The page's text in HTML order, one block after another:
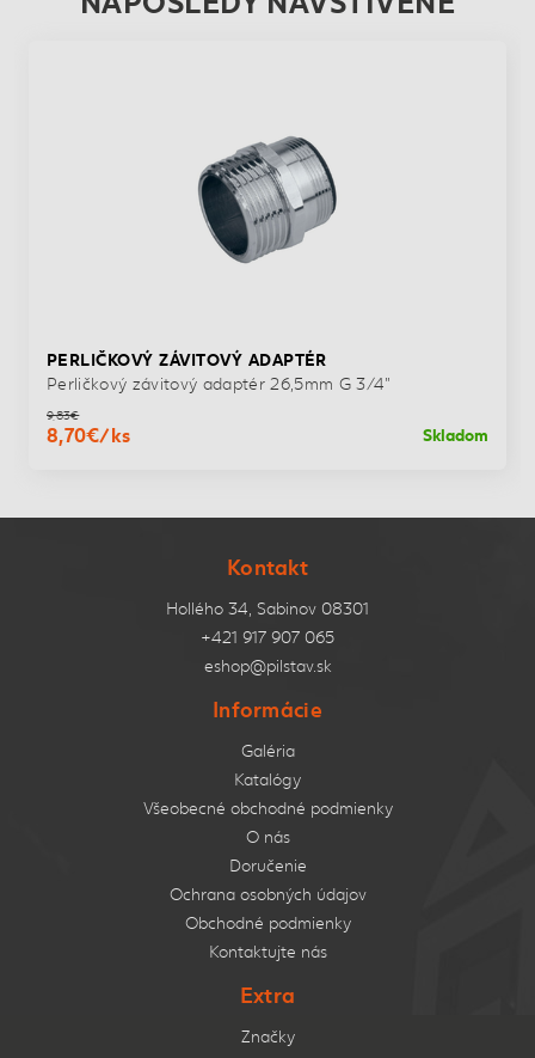
PERLIČKOVÝ ZÁVITOVÝ ADAPTÉR
Perličkový závitový adaptér 26,5mm G 3/4"
9,83€
8,70€/ks Skladom
Kontakt
Hollého 34, Sabinov 08301
+421 917 907 065
eshop@pilstav.sk
Informácie
Galéria
Katalógy
Všeobecné obchodné podmienky
O nás
Doručenie
Ochrana osobných údajov
Obchodné podmienky
Kontaktujte nás
Extra
Značky